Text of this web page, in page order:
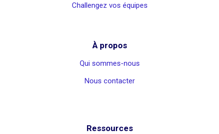
Challengez vos équipes
À propos
Qui sommes-nous
Nous contacter
Ressources